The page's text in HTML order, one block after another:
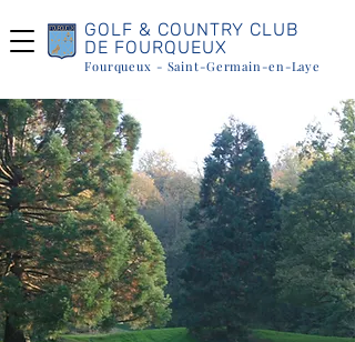
GOLF & COUNTRY CLUB
DE FOURQUEUX
Fourqueux - Saint-Germain-en-Laye